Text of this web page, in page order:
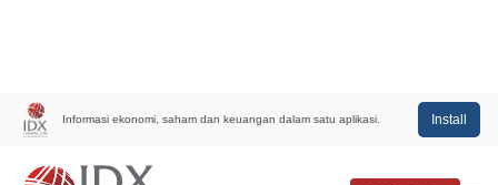
Informasi ekonomi, saham dan keuangan dalam satu aplikasi. Install